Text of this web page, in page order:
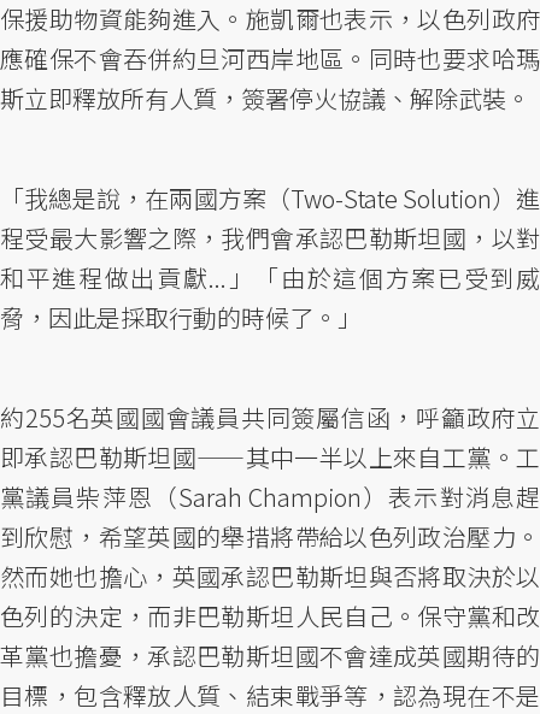
保援助物資能夠進入。施凱爾也表示，以色列政府
應確保不會吞併約旦河西岸地區。同時也要求哈瑪
斯立即釋放所有人質，簽署停火協議、解除武裝。
「我總是說，在兩國方案（Two-State Solution）進
程受最大影響之際，我們會承認巴勒斯坦國，以對
和平進程做出貢獻...」「由於這個方案已受到威
脅，因此是採取行動的時候了。」
約255名英國國會議員共同簽屬信函，呼籲政府立
即承認巴勒斯坦國——其中一半以上來自工黨。工
黨議員柴萍恩（Sarah Champion）表示對消息趕
到欣慰，希望英國的舉措將帶給以色列政治壓力。
然而她也擔心，英國承認巴勒斯坦與否將取決於以
色列的決定，而非巴勒斯坦人民自己。保守黨和改
革黨也擔憂，承認巴勒斯坦國不會達成英國期待的
目標，包含釋放人質、結束戰爭等，認為現在不是